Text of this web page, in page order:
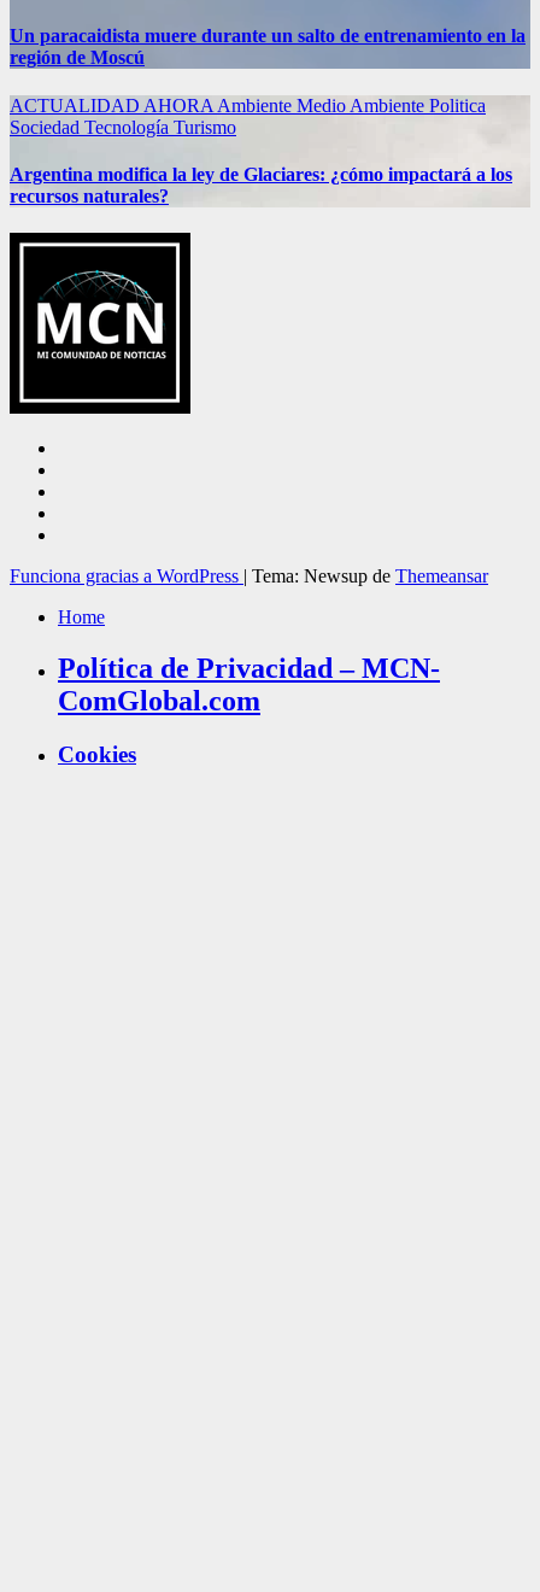
Un paracaidista muere durante un salto de entrenamiento en la
región de Moscú
ACTUALIDAD AHORA Ambiente Medio Ambiente Politica
Sociedad Tecnología Turismo
Argentina modifica la ley de Glaciares: ¿cómo impactará a los
recursos naturales?
Funciona gracias a WordPress | Tema: Newsup de Themeansar
Home
Política de Privacidad – MCN-
ComGlobal.com
Cookies